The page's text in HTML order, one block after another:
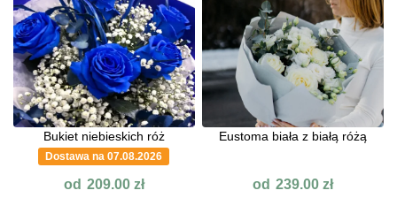
Bukiet niebieskich róż
Dostawa na 07.08.2026
od 209.00 zł
Eustoma biała z białą różą
od 239.00zł